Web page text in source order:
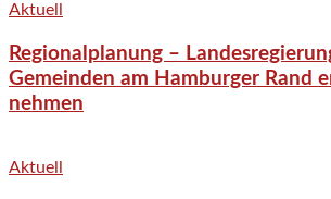
Aktuell
Regionalplanung –
Gemeinden am Hamburger Rand
nehmen
Aktuell